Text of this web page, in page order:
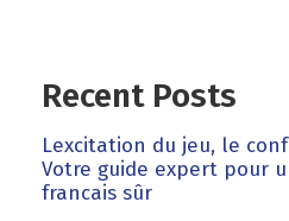
Recent Posts
Lexcitation du jeu, le
Votre guide expert pour
francais sûr